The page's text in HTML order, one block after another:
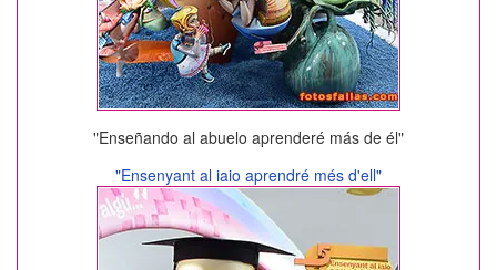
"Enseñando al abuelo aprenderé más de él"
"Ensenyant al iaio aprendré més d'ell"